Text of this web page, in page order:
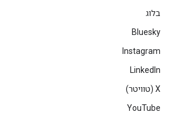
בלוג
Bluesky
Instagram
LinkedIn
‫X (טוויטר)
YouTube